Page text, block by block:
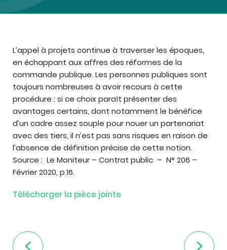
L’appel à projets continue à traverser les époques,
en échappant aux affres des réformes de la
commande publique. Les personnes publiques sont
toujours nombreuses à avoir recours à cette
procédure : si ce choix paraît présenter des
avantages certains, dont notamment le bénéfice
d’un cadre assez souple pour nouer un partenariat
avec des tiers, il n’est pas sans risques en raison de
l’absence de définition précise de cette notion.
Source : Le Moniteur – Contrat public – N° 206 –
Février 2020, p.16.
Télécharger la pièce jointe